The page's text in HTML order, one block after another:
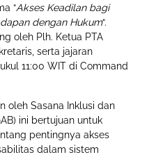
“Akses Keadilan bagi
dengan Hukum“.
oleh Plh. Ketua PTA
serta jajaran
11:00 WIT di Command
oleh Sasana Inklusi dan
ini bertujuan untuk
pentingnya akses
dalam sistem